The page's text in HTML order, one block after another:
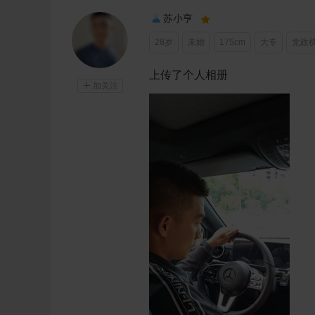
 加关注
苏小亨 
28岁 175cm 大专 党政
上传了个人相册